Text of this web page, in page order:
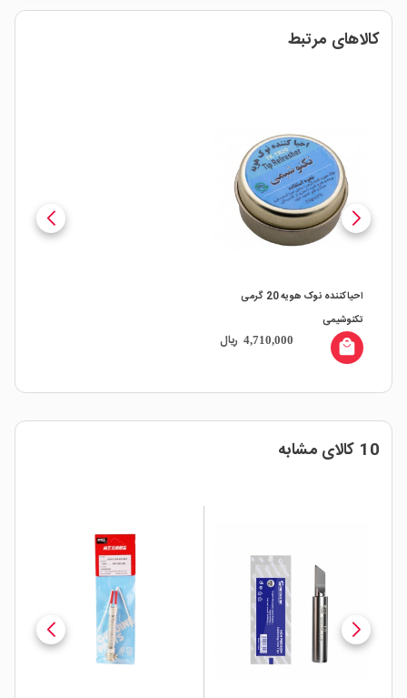
کالاهای مرتبط
احیاکننده نوک هویه 20 گرمی
تکنوشیمی
4,710,000 ریال local_mall
10 کالای مشابه